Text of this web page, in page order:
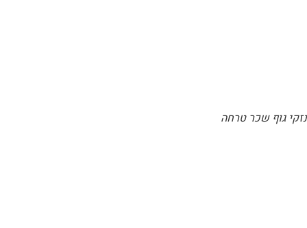
נזקי גוף שכר טרחה